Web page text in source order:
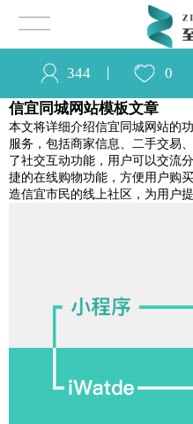
344 0
信宜同城网站模板文章
本文将详细介绍信宜同城网站的
服务，包括商家信息、二手交易
了社交互动功能，用户可以交流
捷的在线购物功能，方便用户购
造信宜市民的线上社区，为用户